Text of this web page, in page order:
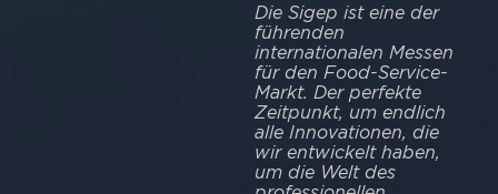
Die Sigep ist eine der
führenden
internationalen Messen
für den Food-Service-
Markt. Der perfekte
Zeitpunkt, um endlich
alle Innovationen, die
wir entwickelt haben,
um die Welt des